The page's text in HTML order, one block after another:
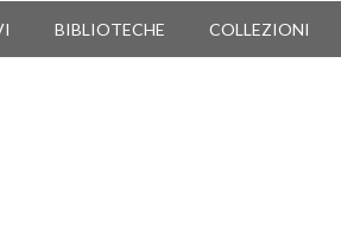
BIBLIOTECHE COLLEZIONI